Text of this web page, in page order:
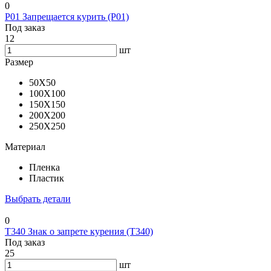
0
P01 Запрещается курить (P01)
Под заказ
12
шт
Размер
50X50
100X100
150X150
200X200
250X250
Материал
Пленка
Пластик
Выбрать детали
0
T340 Знак о запрете курения (T340)
Под заказ
25
шт